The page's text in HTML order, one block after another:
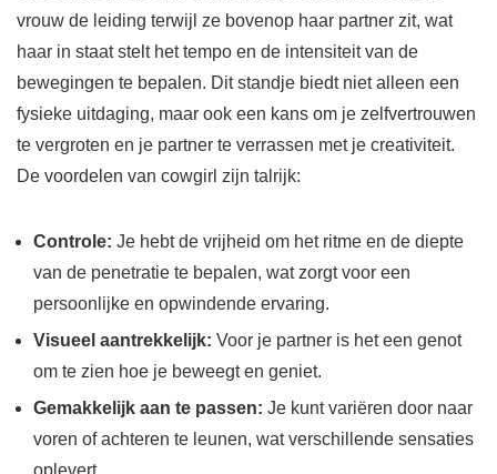
vrouw de leiding terwijl ze bovenop haar partner zit, wat
haar in staat stelt het tempo en de intensiteit van de
bewegingen te bepalen. Dit standje biedt niet alleen een
fysieke uitdaging, maar ook een kans om je zelfvertrouwen
te vergroten en je partner te verrassen met je creativiteit.
De voordelen van cowgirl zijn talrijk:
Controle: Je hebt de vrijheid om het ritme en de diepte
van de penetratie te bepalen, wat zorgt voor een
persoonlijke en opwindende ervaring.
Visueel aantrekkelijk: Voor je partner is het een genot
om te zien hoe je beweegt en geniet.
Gemakkelijk aan te passen: Je kunt variëren door naar
voren of achteren te leunen, wat verschillende sensaties
oplevert.